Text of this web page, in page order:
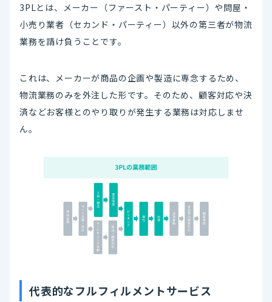
3PLとは、メーカー（ファースト・パーティー）や問屋・
小売り業者（セカンド・パーティー）以外の第三者が物流
業務を請け負うことです。
これは、メーカーが商品の企画や製造に専念するため、
物流業務のみを外注した形です。そのため、顧客対応や決
済などお客様とのやり取りが発生する業務は対応しませ
ん。
代表的なフルフィルメントサービス